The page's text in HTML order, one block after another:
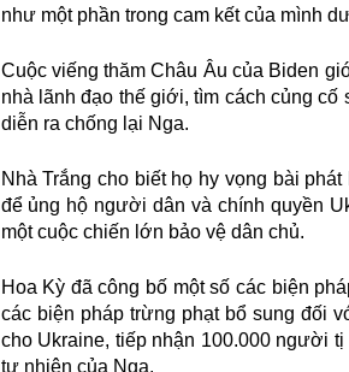
như một phần trong cam kết của mình
Cuộc viếng thăm Châu Âu của Biden
nhà lãnh đạo thế giới, tìm cách củng
diễn ra chống lại Nga.
Nhà Trắng cho biết họ hy vọng bài
để ủng hộ người dân và chính quyền
một cuộc chiến lớn bảo vệ dân chủ.
Hoa Kỳ đã công bố một số các biện
các biện pháp trừng phạt bổ sung đối
cho Ukraine, tiếp nhận 100.000 người
tự nhiên của Nga.